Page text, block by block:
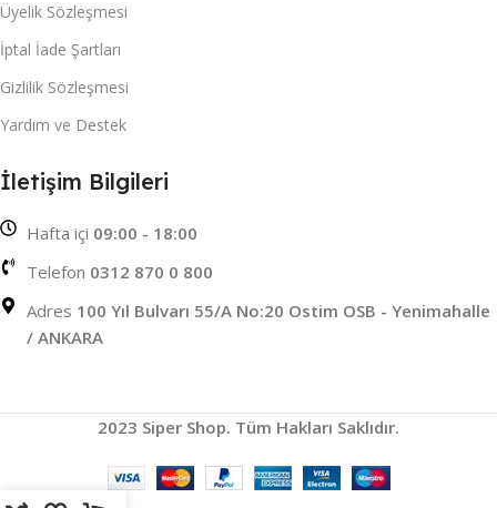
Üyelik Sözleşmesi
İptal İade Şartları
Gizlilik Sözleşmesi
Yardım ve Destek
İletişim Bilgileri
Hafta içi 09:00 - 18:00
Telefon 0312 870 0 800
Adres 100 Yıl Bulvarı 55/A No:20 Ostim OSB - Yenimahalle
/ ANKARA
2023 Siper Shop. Tüm Hakları Saklıdır.